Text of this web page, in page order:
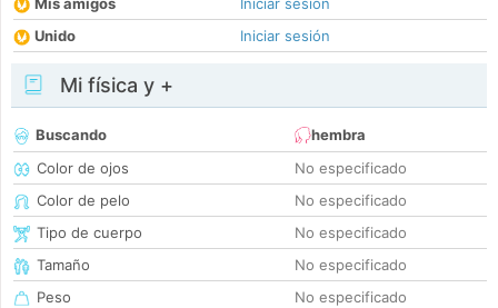
Unido
Iniciar sesión
Mi física y +
Buscando
hembra
Color de ojos
No especificado
Color de pelo
No especificado
Tipo de cuerpo
No especificado
Tamaño
No especificado
Peso
No especificado